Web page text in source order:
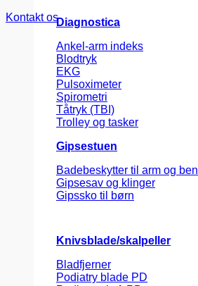
Diagnostica
Ankel-arm indeks
Blodtryk
EKG
Pulsoximeter
Spirometri
Tåtryk (TBI)
Trolley og tasker
Gipsestuen
Badebeskytter til arm og ben
Gipsesav og klinger
Gipssko til børn
Knivsblade/skalpeller
Bladfjerner
Podiatry blade PD
Kontakt os